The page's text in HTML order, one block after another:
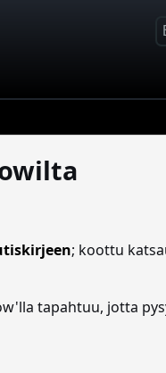
; koottu
tapahtuu, jotta